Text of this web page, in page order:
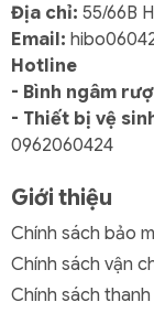
Địa chỉ: 55/66B
Email:
Hotline
- Bình ngâm
- Thiết bị vệ
0962060424
Giới thiệu
Chính sách bảo
Chính sách vận
Chính sách